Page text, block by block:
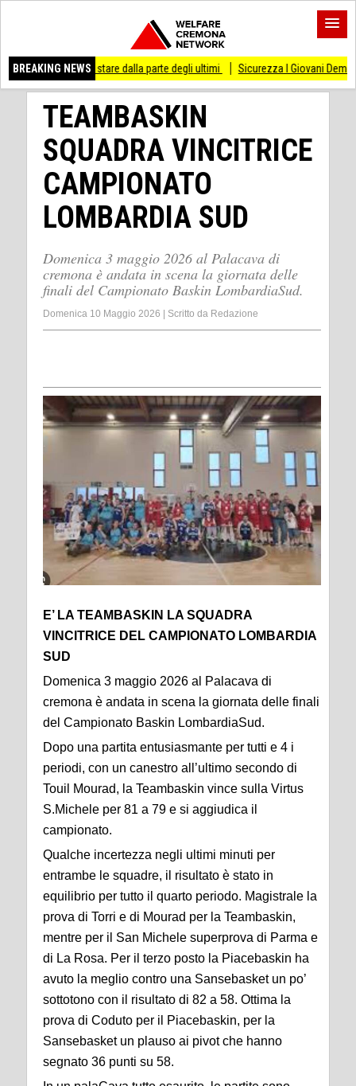
BREAKING NEWS
di stare dalla parte degli ultimi Sicurezza I Giovani Democratici ribattono
TEAMBASKIN
SQUADRA VINCITRICE
CAMPIONATO
LOMBARDIA SUD
Domenica 3 maggio 2026 al Palacava di
cremona è andata in scena la giornata delle
finali del Campionato Baskin LombardiaSud.
Domenica 10 Maggio 2026 Scritto da Redazione
E’ LA TEAMBASKIN LA SQUADRA
VINCITRICE DEL CAMPIONATO LOMBARDIA
SUD
Domenica 3 maggio 2026 al Palacava di
cremona è andata in scena la giornata delle finali
del Campionato Baskin LombardiaSud.
Dopo una partita entusiasmante per tutti e 4 i
periodi, con un canestro all’ultimo secondo di
Touil Mourad, la Teambaskin vince sulla Virtus
S.Michele per 81 a 79 e si aggiudica il
campionato.
Qualche incertezza negli ultimi minuti per
entrambe le squadre, il risultato è stato in
equilibrio per tutto il quarto periodo. Magistrale la
prova di Torri e di Mourad per la Teambaskin,
mentre per il San Michele superprova di Parma e
di La Rosa. Per il terzo posto la Piacebaskin ha
avuto la meglio contro una Sansebasket un po’
sottotono con il risultato di 82 a 58. Ottima la
prova di Coduto per il Piacebaskin, per la
Sansebasket un plauso ai pivot che hanno
segnato 36 punti su 58.